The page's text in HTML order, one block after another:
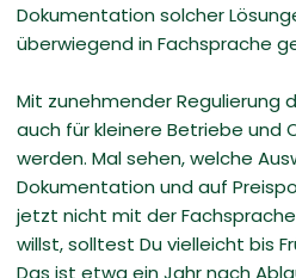
Dokumentation solcher
überwiegend in Fachsprache
Mit zunehmender Regulierung
auch für kleinere Betriebe und
werden. Mal sehen, welche
Dokumentation und auf
jetzt nicht mit der
willst, solltest Du vielleicht bis
Das ist etwa ein Jahr nach